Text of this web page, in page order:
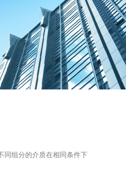
同组分的介质在相同条件下